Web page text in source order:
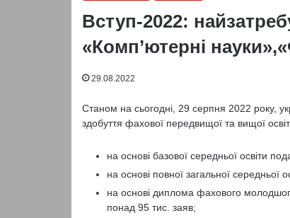
Вступ-2022:
«Комп’ютерні
29.08.2022
Станом на сьогодні, 29 серпня 2022 року,
здобуття фахової передвищої та вищої
на основі базової середньої освіти
на основі повної загальної середньої
на основі диплома фахового
понад 95 тис. заяв;